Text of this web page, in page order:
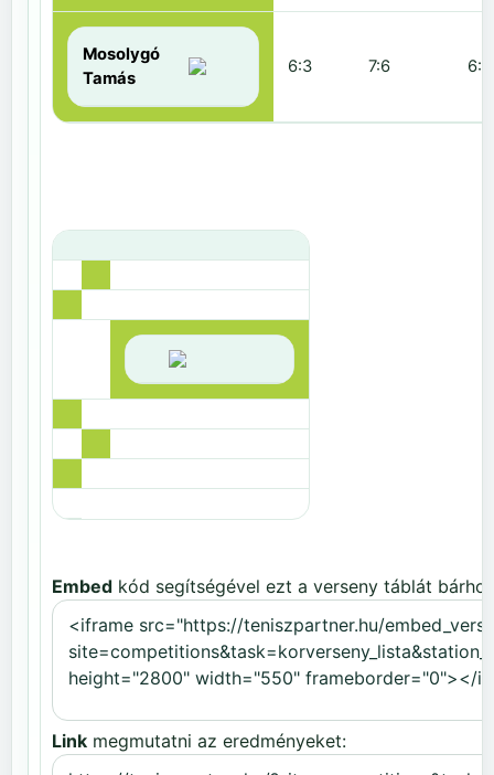
Mosolygó
Tamás
6:3 7:6 6:1
Embed kód segítségével ezt a verseny táblát
Link megmutatni az eredményeket: